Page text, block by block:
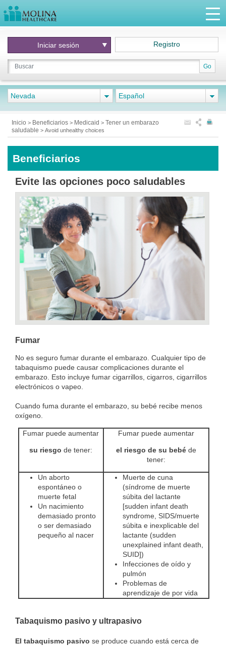
Go
Iniciar sesión Registro
Nevada Español
Inicio > Beneficiarios > Medicaid > Tener un embarazo
saludable > Avoid unhealthy choices
Beneficiarios
Evite las opciones poco saludables
Fumar
No es seguro fumar durante el embarazo. Cualquier tipo de
tabaquismo puede causar complicaciones durante el
embarazo. Esto incluye fumar cigarrillos, cigarros, cigarrillos
electrónicos o vapeo.
Cuando fuma durante el embarazo, su bebé recibe menos
oxígeno.
Fumar puede aumentar
su riesgo de tener:
Fumar puede aumentar
el riesgo de su bebéde
tener:
Un aborto
espontáneo o
muerte fetal
Un nacimiento
demasiado pronto
o ser demasiado
pequeño al nacer
Muerte de cuna
(síndrome de muerte
súbita del lactante
[sudden infant death
syndrome, SIDS/muerte
súbita e inexplicable del
lactante (sudden
unexplained infant death,
SUID])
Infecciones de oído y
pulmón
Problemas de
aprendizaje de por vida
Tabaquismo pasivo y ultrapasivo
El tabaquismo pasivo se produce cuando está cerca de